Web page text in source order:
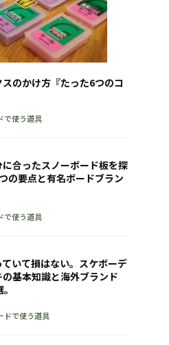
のかけ方『たった6つのコ
で使う道具
に合ったスノーボード板を探
の要点と有名ボードブラン
で使う道具
ていて損はない。スケボーデ
の基本知識と海外ブランド
ドで使う道具